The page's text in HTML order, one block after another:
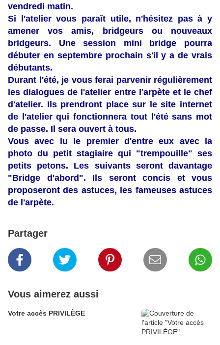
vendredi matin.
Si l'atelier vous paraît utile, n'hésitez pas à y
amener vos amis, bridgeurs ou nouveaux
bridgeurs. Une session mini bridge pourra
débuter en septembre prochain s'il y a de vrais
débutants.
Durant l'été, je vous ferai parvenir régulièrement
les dialogues de l'atelier entre l'arpète et le chef
d'atelier. Ils prendront place sur le site internet
de l'atelier qui fonctionnera tout l'été sans mot
de passe. Il sera ouvert à tous.
Vous avec lu le premier d'entre eux avec la
photo du petit stagiaire qui "trempouille" ses
petits petons. Les suivants seront davantage
"Bridge d'abord". Ils seront concis et vous
proposeront des astuces, les fameuses astuces
de l'arpète.
Partager
Vous aimerez aussi
Votre accès PRIVILÈGE